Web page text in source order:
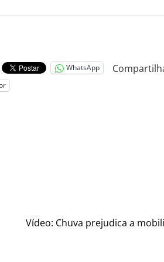
WhatsApp
Vídeo: Chuva prejudica a